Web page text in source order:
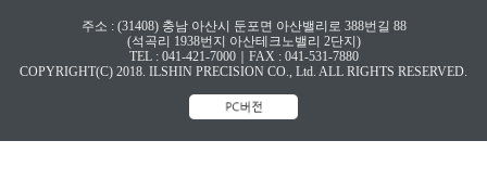
주소 : (31408) 충남 아산시 둔포면 아산밸리로 388번길 88
(석곡리 1938번지 아산테크노밸리 2단지)
TEL : 041-421-7000｜FAX : 041-531-7880
COPYRIGHT(C) 2018. ILSHIN PRECISION CO., Ltd. ALL RIGHTS RESERVED.